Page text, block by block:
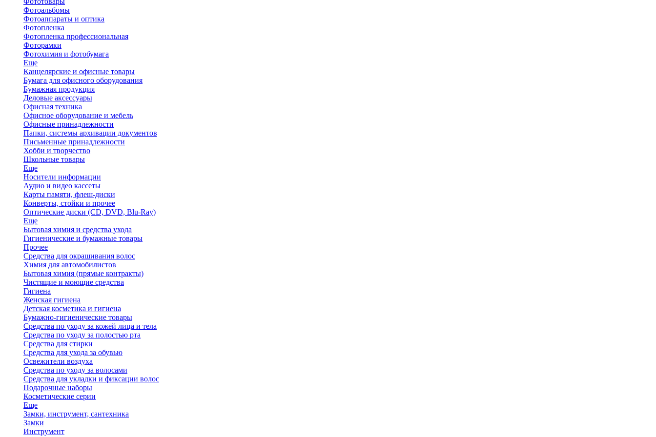
Фотоальбомы
Фотоаппараты и оптика
Фотопленка
Фотопленка профессиональная
Фоторамки
Фотохимия и фотобумага
Еще
Канцелярские и офисные товары
Бумага для офисного оборудования
Бумажная продукция
Деловые аксессуары
Офисная техника
Офисное оборудование и мебель
Офисные принадлежности
Папки, системы архивации документов
Письменные принадлежности
Хобби и творчество
Школьные товары
Еще
Носители информации
Аудио и видео кассеты
Карты памяти, флеш-диски
Конверты, стойки и прочее
Оптические диски (CD, DVD, Blu-Ray)
Еще
Бытовая химия и средства ухода
Гигиенические и бумажные товары
Прочее
Средства для окрашивания волос
Химия для автомобилистов
Бытовая химия (прямые контракты)
Чистящие и моющие средства
Гигиена
Женская гигиена
Детская косметика и гигиена
Бумажно-гигиенические товары
Средства по уходу за кожей лица и тела
Средства по уходу за полостью рта
Средства для стирки
Средства для ухода за обувью
Освежители воздуха
Средства по уходу за волосами
Средства для укладки и фиксации волос
Подарочные наборы
Косметические серии
Еще
Замки, инструмент, сантехника
Замки
Инструмент